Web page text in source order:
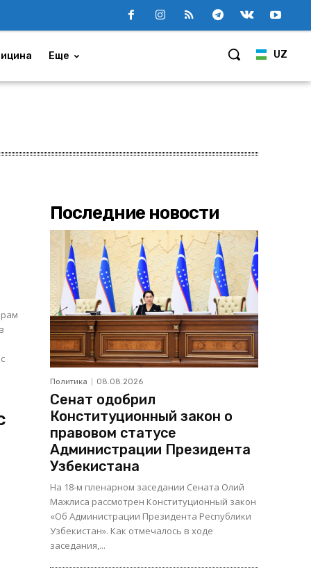
UZ
Еще
Последние новости
Политика 08.08.2026
Сенат одобрил
Конституционный закон о
правовом статусе
Администрации Президента
Узбекистана
На 18-м пленарном заседании Сената Олий
Мажлиса рассмотрен Конституционный закон
«Об Администрации Президента Республики
Узбекистан». Как отмечалось в ходе
заседания,...